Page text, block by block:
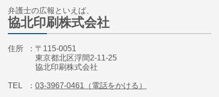
弁護士の広報といえば、
協北印刷株式会社
住所
〒115-0051
東京都北区浮間2-11-25
協北印刷株式会社
TEL 03-3967-0461（電話をかける）